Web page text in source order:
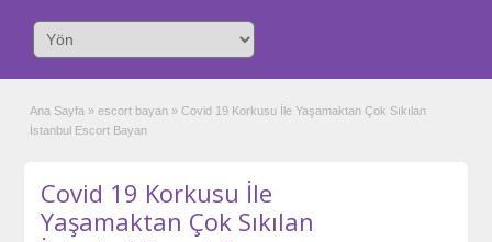
Ana Sayfa » escort bayan » Covid 19 Korkusu İle Yaşamaktan Çok Sıkılan
İstanbul Escort Bayan
Covid 19 Korkusu İle
Yaşamaktan Çok Sıkılan